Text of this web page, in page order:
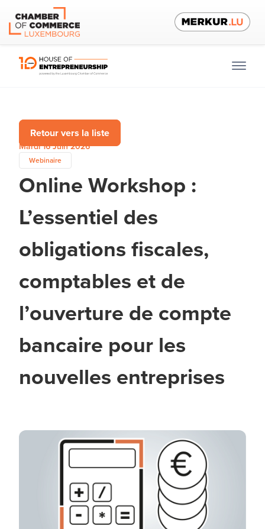
Retour vers la liste
Mardi 16 Juin 2026
Webinaire
Online Workshop :
L’essentiel des
obligations fiscales,
comptables et de
l’ouverture de compte
bancaire pour les
nouvelles entreprises